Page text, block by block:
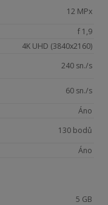
12 MPx
f 1,9
4K UHD (3840x2160)
240 sn./s
60 sn./s
Áno
130 bodů
Áno
5 GB